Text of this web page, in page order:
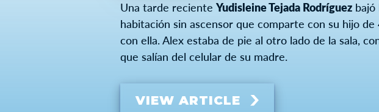
Una tarde reciente Yudisleine Tejada Rodríguez bajó
habitación sin ascensor que comparte con su hijo
con ella. Alex estaba de pie al otro lado de la sala,
que salían del celular de su madre.
VIEW ARTICLE